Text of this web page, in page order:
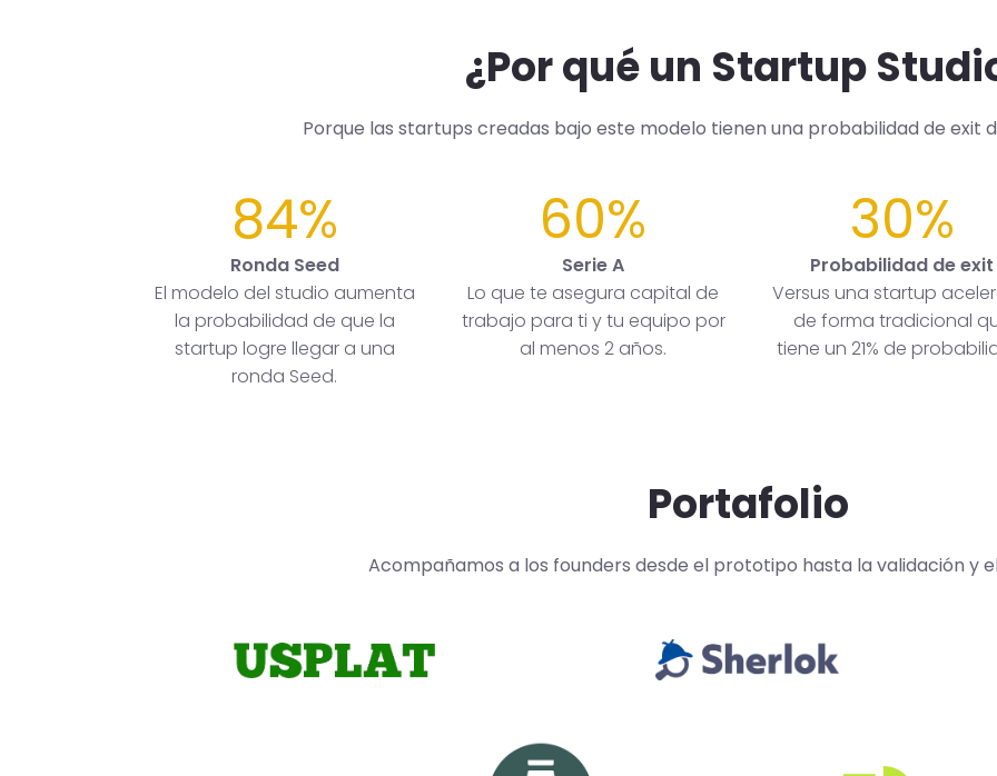
¿Por qué un Startup
Porque las startups creadas bajo este modelo tienen una probabilidad de exit
84%
Ronda Seed
El modelo del studio aumenta
la probabilidad de que la
startup logre llegar a una
ronda Seed.
60%
Serie A
Lo que te asegura capital de
trabajo para ti y tu equipo por
al menos 2 años.
30%
Probabilidad de exit
Versus una startup
de forma tradicional
tiene un 21% de
Portafolio
Acompañamos a los founders desde el prototipo hasta la validación y